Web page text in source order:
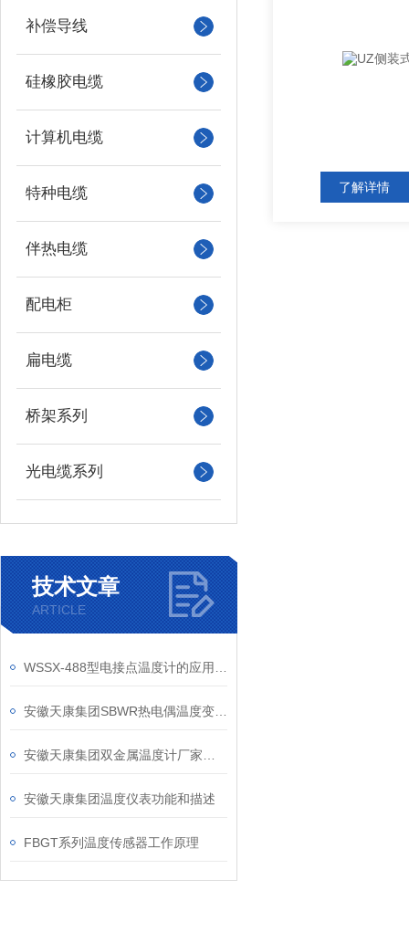
补偿导线
硅橡胶电缆
计算机电缆
特种电缆
伴热电缆
配电柜
扁电缆
桥架系列
光电缆系列
技术文章
ARTICLE
安徽天康集团温度仪表功能和描述
FBGT系列温度传感器工作原理
了解详情